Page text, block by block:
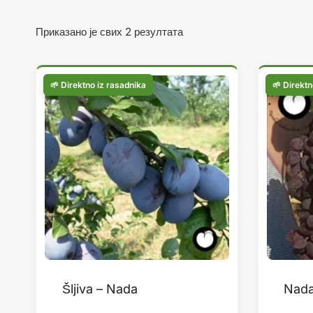
Приказано је свих 2 резултатаСортирано
популарности
Šljiva – Nada